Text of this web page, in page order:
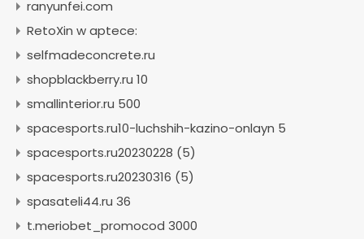
ranyunfei.com
RetoXin w aptece:
selfmadeconcrete.ru
shopblackberry.ru 10
smallinterior.ru 500
spacesports.ru10-luchshih-kazino-onlayn 5
spacesports.ru20230228 (5)
spacesports.ru20230316 (5)
spasateli44.ru 36
t.meriobet_promocod 3000